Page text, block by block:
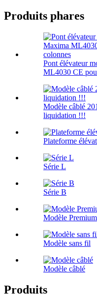
Produits phares
Pont élévateur
ML4030 CE
Modèle câblé
liquidation !!!
Plateforme
Série L
Série B
Modèle Premium
Modèle sans fil
Modèle câblé
Produits